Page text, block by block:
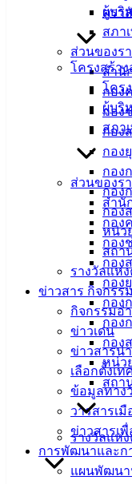
ผู้บริ
สภา
ส่วนของร
สำนั
กอง
กอง
กอง
กอง
กอง
กอง
กอง
หน่ว
สถา
รางวัลแห่
ข่าวสาร กิจกรร
กิจกรรมอ่
ข่าวเด่น
ข่าวสารน่
เลือกตั้งเท
ข้อมูลทาง
วารสารเมื
ข่าวสารเ
การพัฒนาและก
แผนพัฒนา
ตรา
โครงสร้า
โคร
ผู้บริ
สภา
ส่วนของร
สำนั
กอง
กอง
กอง
กอง
กอง
กอง
กอง
หน่ว
สถา
รางวัลแห่